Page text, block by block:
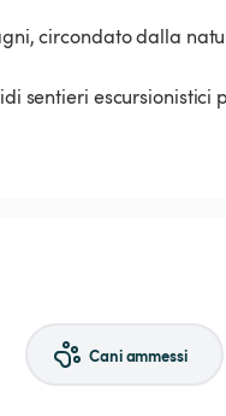
circondato dalla
sentieri escursionistici
Cani ammessi